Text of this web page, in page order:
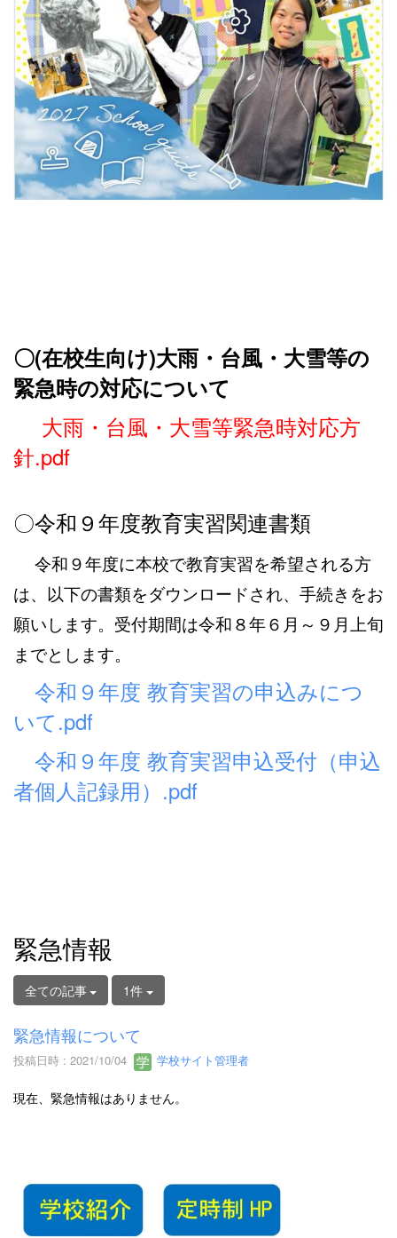
〇(在校生向け)大雨・台風・大雪等の
緊急時の対応について
大雨・台風・大雪等緊急時対応方
針.pdf
〇令和９年度教育実習関連書類
令和９年度に本校で教育実習を希望される方
は、以下の書類をダウンロードされ、手続きをお
願いします。受付期間は令和８年６月～９月上旬
までとします。
令和９年度 教育実習の申込みにつ
いて.pdf
令和９年度 教育実習申込受付（申込
者個人記録用）.pdf
緊急情報
全ての記事 1件
緊急情報について
投稿日時 : 2021/10/04 学校サイト管理者
現在、緊急情報はありません。